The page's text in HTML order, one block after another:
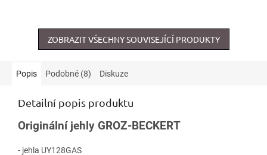
ZOBRAZIT VŠECHNY SOUVISEJÍCÍ PRODUKTY
Popis Podobné (8) Diskuze
Detailní popis produktu
Originální jehly GROZ-BECKERT
- jehla UY128GAS